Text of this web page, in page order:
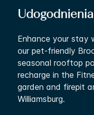
Udogodnienia
Enhance your stay
our pet-friendly
seasonal rooftop
recharge in the
garden and firepit
Williamsburg.